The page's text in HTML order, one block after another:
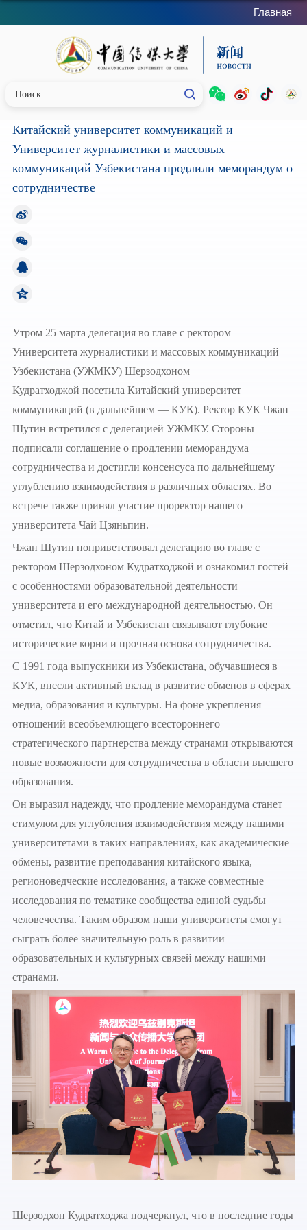
Главная
Китайский университет коммуникаций и
Университет журналистики и массовых
коммуникаций Узбекистана продлили меморандум о
сотрудничестве
Утром 25 марта делегация во главе с ректором
Университета журналистики и массовых коммуникаций
Узбекистана (УЖМКУ) Шерзодхоном
Кудратходжой посетила Китайский университет
коммуникаций (в дальнейшем — КУК). Ректор КУК Чжан
Шутин встретился с делегацией УЖМКУ. Стороны
подписали соглашение о продлении меморандума
сотрудничества и достигли консенсуса по дальнейшему
углублению взаимодействия в различных областях. Во
встрече также принял участие проректор нашего
университета Чай Цзяньпин.
Чжан Шутин поприветствовал делегацию во главе с
ректором Шерзодхоном Кудратходжой и ознакомил гостей
с особенностями образовательной деятельности
университета и его международной деятельностью. Он
отметил, что Китай и Узбекистан связывают глубокие
исторические корни и прочная основа сотрудничества.
С 1991 года выпускники из Узбекистана, обучавшиеся в
КУК, внесли активный вклад в развитие обменов в сферах
медиа, образования и культуры. На фоне укрепления
отношений всеобъемлющего всестороннего
стратегического партнерства между странами открываются
новые возможности для сотрудничества в области высшего
образования.
Он выразил надежду, что продление меморандума станет
стимулом для углубления взаимодействия между нашими
университетами в таких направлениях, как академические
обмены, развитие преподавания китайского языка,
регионоведческие исследования, а также совместные
исследования по тематике сообщества единой судьбы
человечества. Таким образом наши университеты смогут
сыграть более значительную роль в развитии
образовательных и культурных связей между нашими
странами.
Шерзодхон Кудратходжа подчеркнул, что в последние годы